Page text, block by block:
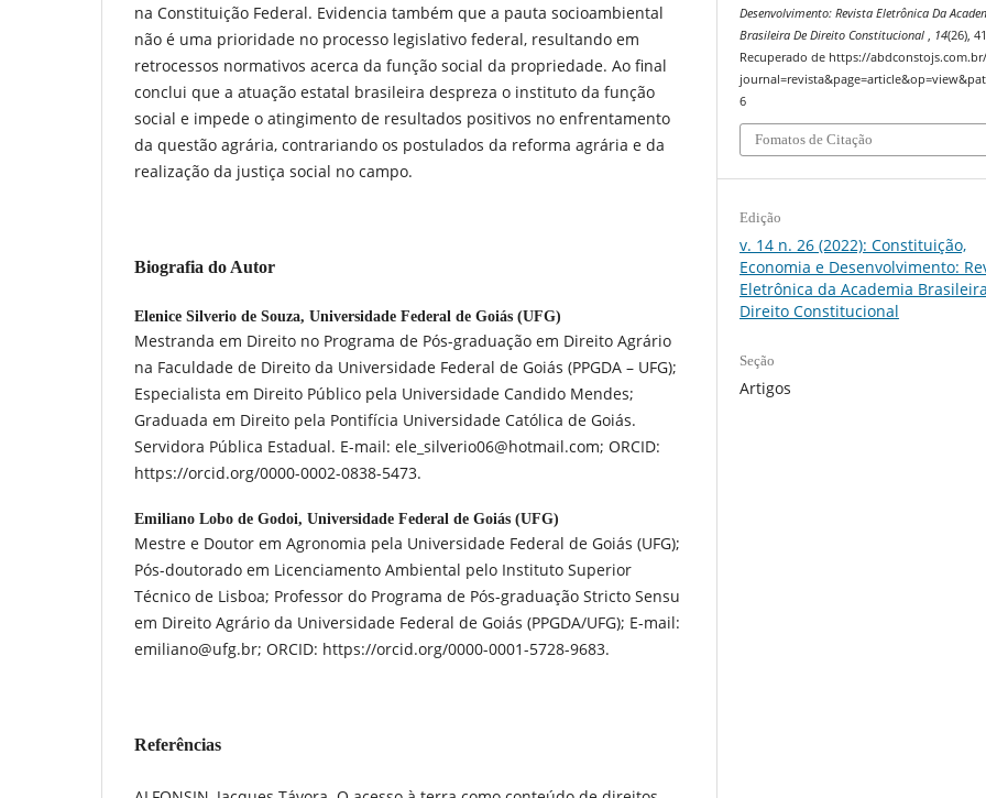
na Constituição Federal. Evidencia também que a pauta socioambiental
não é uma prioridade no processo legislativo federal, resultando em
retrocessos normativos acerca da função social da propriedade. Ao final
conclui que a atuação estatal brasileira despreza o instituto da função
social e impede o atingimento de resultados positivos no enfrentamento
da questão agrária, contrariando os postulados da reforma agrária e da
realização da justiça social no campo.
Biografia do Autor
Elenice Silverio de Souza, Universidade Federal de Goiás (UFG)
Mestranda em Direito no Programa de Pós-graduação em Direito Agrário
na Faculdade de Direito da Universidade Federal de Goiás (PPGDA – UFG);
Especialista em Direito Público pela Universidade Candido Mendes;
Graduada em Direito pela Pontifícia Universidade Católica de Goiás.
Servidora Pública Estadual. E-mail: ele_silverio06@hotmail.com; ORCID:
https://orcid.org/0000-0002-0838-5473.
Emiliano Lobo de Godoi, Universidade Federal de Goiás (UFG)
Mestre e Doutor em Agronomia pela Universidade Federal de Goiás (UFG);
Pós-doutorado em Licenciamento Ambiental pelo Instituto Superior
Técnico de Lisboa; Professor do Programa de Pós-graduação Stricto Sensu
em Direito Agrário da Universidade Federal de Goiás (PPGDA/UFG); E-mail:
emiliano@ufg.br; ORCID: https://orcid.org/0000-0001-5728-9683.
Referências
Desenvolvimento: Revista Eletrônica Da
Brasileira De Direito Constitucional
14(26),
Recuperado de https://
6
Fomatos de Citação
Edição
v. 14 n. 26 (2022): Constituição,
Economia e Desenvolvimento:
Eletrônica da Academia
Direito Constitucional
Seção
Artigos